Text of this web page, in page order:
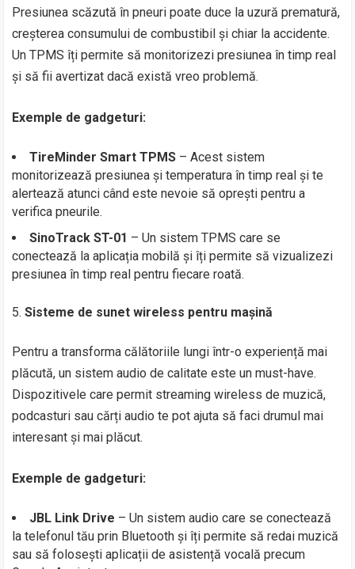
Presiunea scăzută în pneuri poate duce la uzură prematură,
creșterea consumului de combustibil și chiar la accidente.
Un TPMS îți permite să monitorizezi presiunea în timp real
și să fii avertizat dacă există vreo problemă.
Exemple de gadgeturi:
TireMinder Smart TPMS – Acest sistem
monitorizează presiunea și temperatura în timp real și te
alertează atunci când este nevoie să oprești pentru a
verifica pneurile.
SinoTrack ST-01 – Un sistem TPMS care se
conectează la aplicația mobilă și îți permite să vizualizezi
presiunea în timp real pentru fiecare roată.
Sisteme de sunet wireless pentru mașină
Pentru a transforma călătoriile lungi într-o experiență mai
plăcută, un sistem audio de calitate este un must-have.
Dispozitivele care permit streaming wireless de muzică,
podcasturi sau cărți audio te pot ajuta să faci drumul mai
interesant și mai plăcut.
Exemple de gadgeturi:
JBL Link Drive – Un sistem audio care se conectează
la telefonul tău prin Bluetooth și îți permite să redai muzică
sau să folosești aplicații de asistență vocală precum